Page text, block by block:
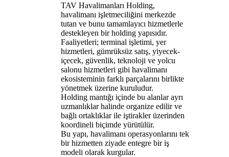
TAV Havalimanları Holding,
havalimanı işletmeciliğini merkezde
tutan ve bunu tamamlayıcı hizmetlerle
destekleyen bir holding yapısıdır.
Faaliyetleri; terminal işletimi, yer
hizmetleri, gümrüksüz satış, yiyecek-
içecek, güvenlik, teknoloji ve yolcu
salonu hizmetleri gibi havalimanı
ekosisteminin farklı parçalarını birlikte
yönetmek üzerine kuruludur.
Holding mantığı içinde bu alanlar ayrı
uzmanlıklar halinde organize edilir ve
bağlı ortaklıklar ile iştirakler üzerinden
koordineli biçimde yürütülür.
Bu yapı, havalimanı operasyonlarını tek
bir hizmetten ziyade entegre bir iş
modeli olarak kurgular.